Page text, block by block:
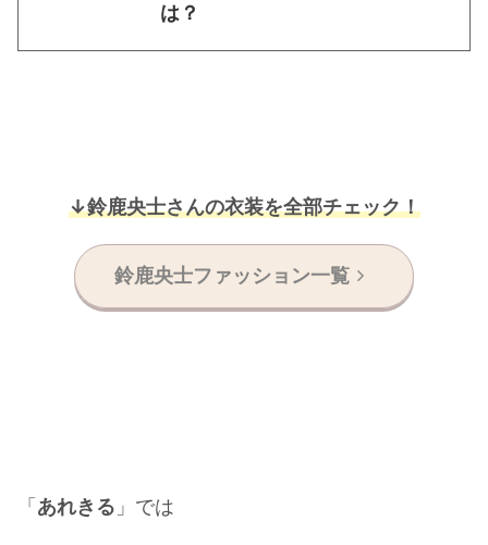
は？
↓鈴鹿央士さんの衣装を全部チェック！
鈴鹿央士ファッション一覧
「 あれきる 」では